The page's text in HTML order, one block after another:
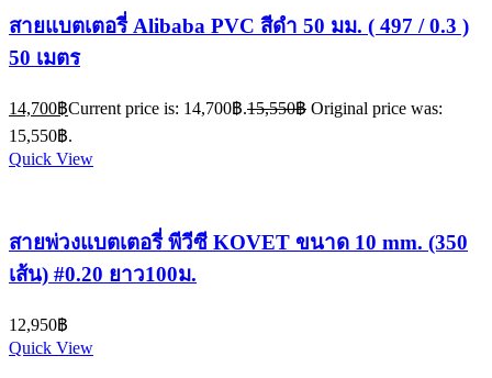
สายแบตเตอรี่ Alibaba PVC สีดำ 50 มม. ( 497 / 0.3 )
50 เมตร
14,700฿Current price is: 14,700฿.15,550฿ Original price was:
15,550฿.
Quick View
สายพ่วงแบตเตอรี่ พีวีซี KOVET ขนาด 10 mm. (350
เส้น) #0.20 ยาว100ม.
12,950฿
Quick View